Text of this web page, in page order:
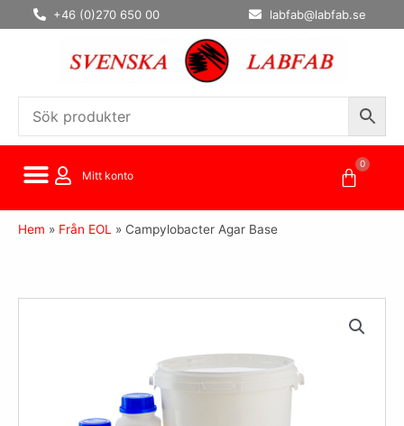
Hoppa
till
+46 (0)270 650 00 labfab@labfab.se
Mitt konto
0
Hem » Från EOL » Campylobacter Agar Base